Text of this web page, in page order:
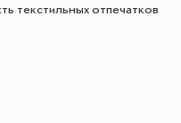
текстильных отпечатков